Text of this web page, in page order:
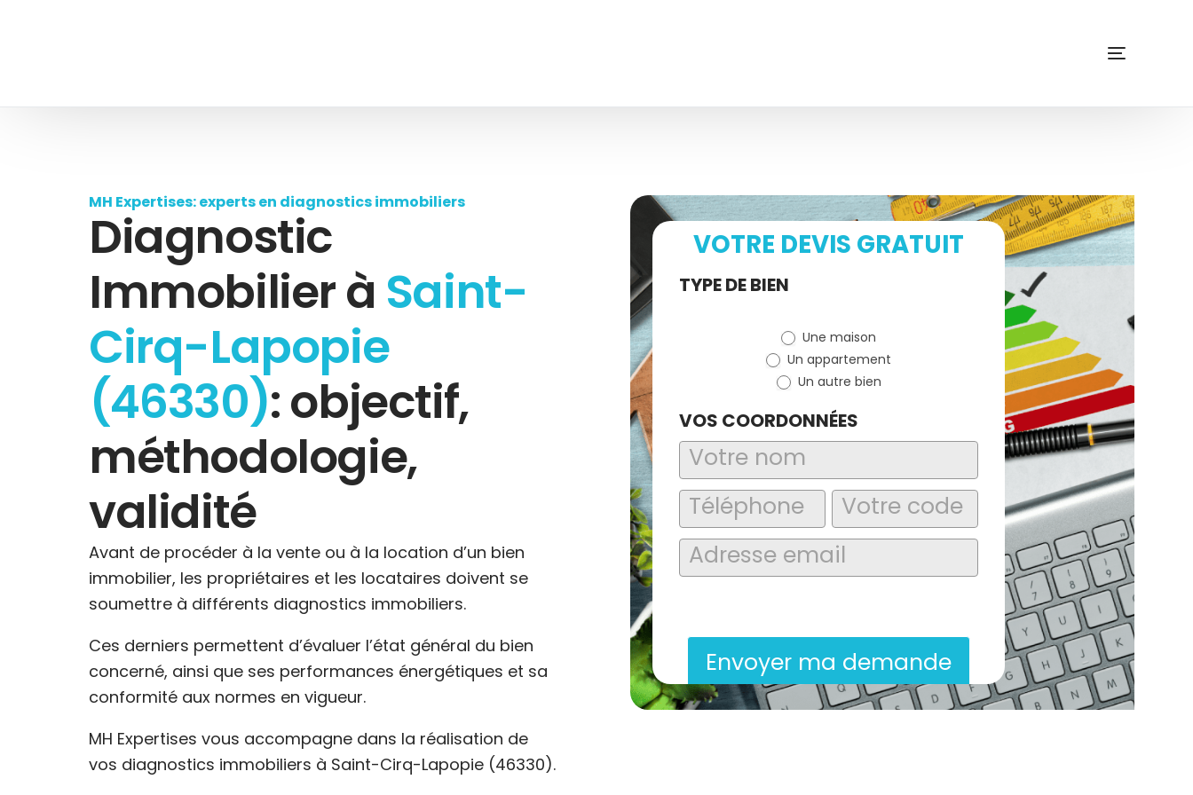
MH Expertises: experts en diagnostics immobiliers
Diagnostic
Immobilier à Saint-
Cirq-Lapopie
(46330): objectif,
méthodologie,
validité
Avant de procéder à la vente ou à la location d’un bien
immobilier, les propriétaires et les locataires doivent se
soumettre à différents diagnostics immobiliers.
Ces derniers permettent d’évaluer l’état général du bien
concerné, ainsi que ses performances énergétiques et sa
conformité aux normes en vigueur.
MH Expertises vous accompagne dans la réalisation de
vos diagnostics immobiliers à Saint-Cirq-Lapopie (46330).
VOTRE DEVIS GRATUIT
Demande
TYPE DE BIEN
Une maison
Un appartement
Un autre bien
VOS COORDONNÉES
Envoyer ma demande